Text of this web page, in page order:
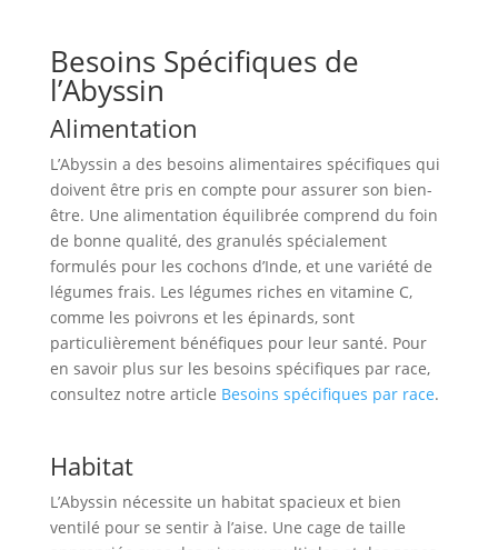
Besoins Spécifiques de
l’Abyssin
Alimentation
L’Abyssin a des besoins alimentaires spécifiques qui
doivent être pris en compte pour assurer son bien-
être. Une alimentation équilibrée comprend du foin
de bonne qualité, des granulés spécialement
formulés pour les cochons d’Inde, et une variété de
légumes frais. Les légumes riches en vitamine C,
comme les poivrons et les épinards, sont
particulièrement bénéfiques pour leur santé. Pour
en savoir plus sur les besoins spécifiques par race,
consultez notre article Besoins spécifiques par race.
Habitat
L’Abyssin nécessite un habitat spacieux et bien
ventilé pour se sentir à l’aise. Une cage de taille